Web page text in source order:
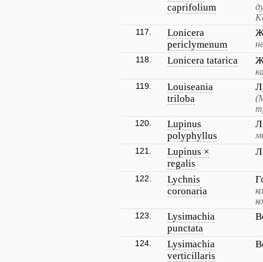
caprifolium
117.
Lonicera
periclymenum
118. Lonicera tatarica
119.
Louiseania
triloba
120.
Lupinus
polyphyllus
121.
Lupinus ×
regalis
122.
Lychnis
coronaria
123.
Lysimachia
punctata
124.
Lysimachia
verticillaris